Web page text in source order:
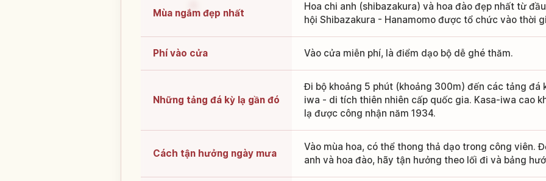
Mùa ngắm đẹp nhất
Hoa chi anh (shibazakura) và hoa đào đẹp nhất từ
hội Shibazakura - Hanamomo được tổ chức vào thời
Phí vào cửa Vào cửa miễn phí, là điểm dạo bộ dễ ghé thăm.
Những tảng đá kỳ lạ gần đó
Đi bộ khoảng 5 phút (khoảng 300m) đến các tảng đá
iwa - di tích thiên nhiên cấp quốc gia. Kasa-iwa cao
lạ được công nhận năm 1934.
Cách tận hưởng ngày mưa
Vào mùa hoa, có thể thong thả dạo trong công viên.
anh và hoa đào, hãy tận hưởng theo lối đi và bảng